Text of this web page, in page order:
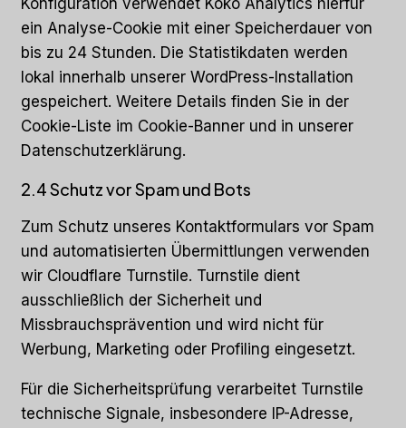
Konfiguration verwendet Koko Analytics hierfür
ein Analyse-Cookie mit einer Speicherdauer von
bis zu 24 Stunden. Die Statistikdaten werden
lokal innerhalb unserer WordPress-Installation
gespeichert. Weitere Details finden Sie in der
Cookie-Liste im Cookie-Banner und in unserer
Datenschutzerklärung.
2.4 Schutz vor Spam und Bots
Zum Schutz unseres Kontaktformulars vor Spam
und automatisierten Übermittlungen verwenden
wir Cloudflare Turnstile. Turnstile dient
ausschließlich der Sicherheit und
Missbrauchsprävention und wird nicht für
Werbung, Marketing oder Profiling eingesetzt.
Für die Sicherheitsprüfung verarbeitet Turnstile
technische Signale, insbesondere IP-Adresse,